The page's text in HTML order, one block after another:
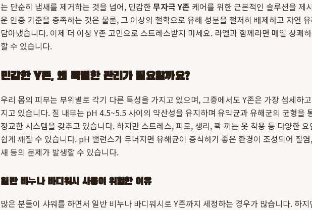
는 단순히 냄새를 제거하는 것을 넘어, 민감한무자극 Y존 케어를 위한 근본적인 솔루션을 제
운 인증 기준을 충족하는 것은 물론, 그 이상의 철학으로 유해 성분을 철저히 배제하고 자연
담아냈습니다. 이제 더 이상 Y존 고민으로 스트레스받지 마세요. 라엘과 함께라면 매일 상쾌
할 수 있습니다.
민감한 Y존, 왜 특별한 관리가 필요할까요?
우리 몸의 피부는 부위별로 각기 다른 특성을 가지고 있으며, 그중에서도 Y존은 가장 섬세하
지고 있습니다. 질 내부는 pH 4.5~5.5 사이의 약산성을 유지하며 유익균과 유해균의 균형을
정교한 시스템을 갖추고 있습니다. 하지만 스트레스, 피로, 생리, 꽉 끼는 옷 착용 등 다양한
쉽게 깨질 수 있습니다. pH 밸런스가 무너지면 유해균이 증식하기 좋은 환경이 조성되어 질
새 등의 문제가 발생할 수 있습니다.
일반 비누나 바디워시 사용이 위험한 이유
많은 분들이 샤워를 하면서 일반 비누나 바디워시로 Y존까지 세정하는 경우가 많습니다. 하